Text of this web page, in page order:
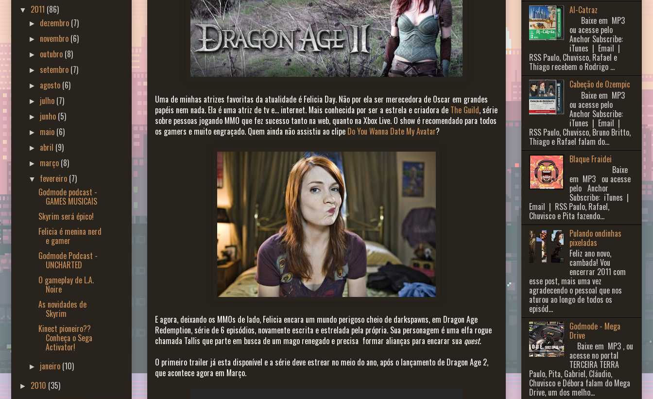
Uma de minhas atrizes favoritas da atualidade é Felicia Day. Não por ela ser merecedora de Oscar em grandes
papéis nem nada. Ela é uma atriz de tv e... internet. Mais conhecida por ser a estrela e criadora de The Guild, série
sobre pessoas jogando MMO que fez sucesso tanto na web, quanto na Xbox Live. O show é recomendado para todos
os gamers e muito engraçado. Quem ainda não assistiu ao clipe Do You Wanna Date My Avatar?
E agora, deixando os MMOs de lado, Felicia encara um mundo perigoso cheio de darkspawns, em Dragon Age
Redemption, série de 6 episódios, novamente escrita e estrelada pela própria. Sua personagem é uma elfa rogue
chamada Tallis que parte em busca de um mago renegado e precisa formar alianças para encarar sua quest.
O primeiro trailer já esta disponível e a série deve estrear no meio do ano, após o lançamento de Dragon Age 2,
que acontece agora em Março.
▼ 2011 (86)
► dezembro (7)
► novembro (6)
► outubro (8)
► setembro (7)
► agosto (6)
► julho (7)
► junho (5)
► maio (6)
► abril (9)
► março (8)
▼ fevereiro (7)
Godmode podcast -
GAMES MUSICAIS
Skyrim será épico!
Felicia é menina nerd
e gamer
Godmode Podcast -
UNCHARTED
O gameplay de L.A.
Noire
As novidades de
Skyrim
Kinect pioneiro??
Conheça o Sega
Activator!
► janeiro (10)
► 2010 (35)
Al-Catraz
Baixe em MP3
ou acesse pelo
Anchor Subscribe:
iTunes | Email |
RSS Paulo, Chuvisco, Rafael e
Thiago recebem o Rodrigo ...
Cabeção de Ozempic
Baixe em MP3
ou acesse pelo
Anchor Subscribe:
iTunes | Email |
RSS Paulo, Chuvisco, Bruno Britto,
Thiago e Rafael falam do...
Blaque Fraidei
Baixe
em MP3 ou acesse
pelo Anchor
Subscribe: iTunes |
Email | RSS Paulo, Rafael,
Chuvisco e Pita fazendo...
Pulando ondinhas
pixeladas
Feliz ano novo,
cambada! Vou
encerrar 2011 com
esse post, mais uma vez
agradecendo o pessoal que nos
aturou ao longo de todos os
episód...
Godmode - Mega
Drive
Baixe em MP3 , ou
acesse no portal
TERCEIRA TERRA
Paulo, Pita, Gabriel, Cláudio,
Chuvisco e Débora falam do Mega
Drive, um dos melho...